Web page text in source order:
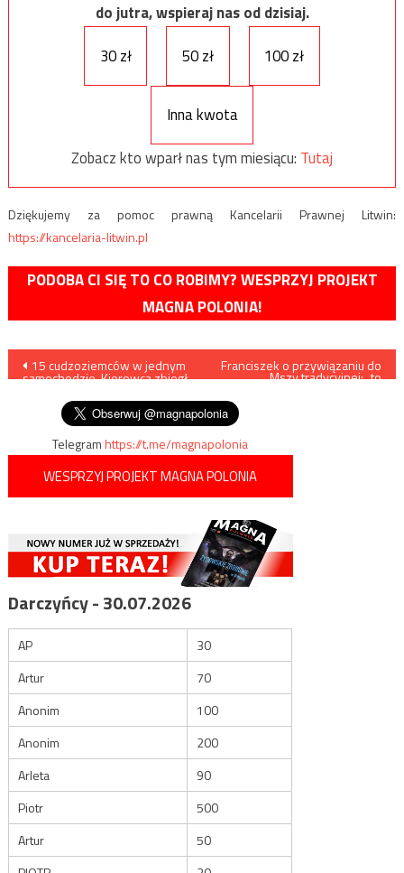
do jutra, wspieraj nas od dzisiaj.
30 zł
50 zł 100 zł
Inna kwota
Zobacz kto wparł nas tym miesiącu: Tutaj
Dziękujemy za pomoc prawną Kancelarii Prawnej Litwin:
https://kancelaria-litwin.pl
PODOBA CI SIĘ TO CO ROBIMY? WESPRZYJ PROJEKT
MAGNA POLONIA!
Nawigacja
wpisu
15 cudzoziemców w jednym
samochodzie. Kierowca zbiegł
Franciszek o przywiązaniu do
Mszy tradycyjnej: „to
Telegramhttps://t.me/magnapolonia
WESPRZYJ PROJEKT MAGNA POLONIA
Darczyńcy - 30.07.2026
AP
30
Artur
70
Anonim
100
Anonim
200
Arleta
90
Piotr
500
Artur
50